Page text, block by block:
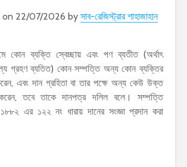
on 22/07/2026 by সাব-রেজিস্ট্রার শাহাজাহান
কোন ব্যক্তি স্বেচ্ছায় এবং পণ ব্যতীত (অর্থাৎ
গ্রহণ ব্যতিত) কোন সম্পত্তি অন্য কোন ব্যক্তির
এবং দান গ্রহিতা বা তার পক্ষে অন্য কেউ উক্ত
তবে তাকে দানপত্র দলিল বলে। সম্পত্তি
এর ১২২ নং ধারায় দানের সংজ্ঞা প্রদান করা